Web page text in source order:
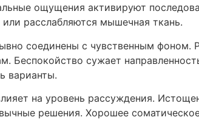
ощущения активируют
расслабляются мышечная ткань.
соединены с чувственным
Беспокойство сужает
варианты.
на уровень рассуждения.
решения. Хорошее